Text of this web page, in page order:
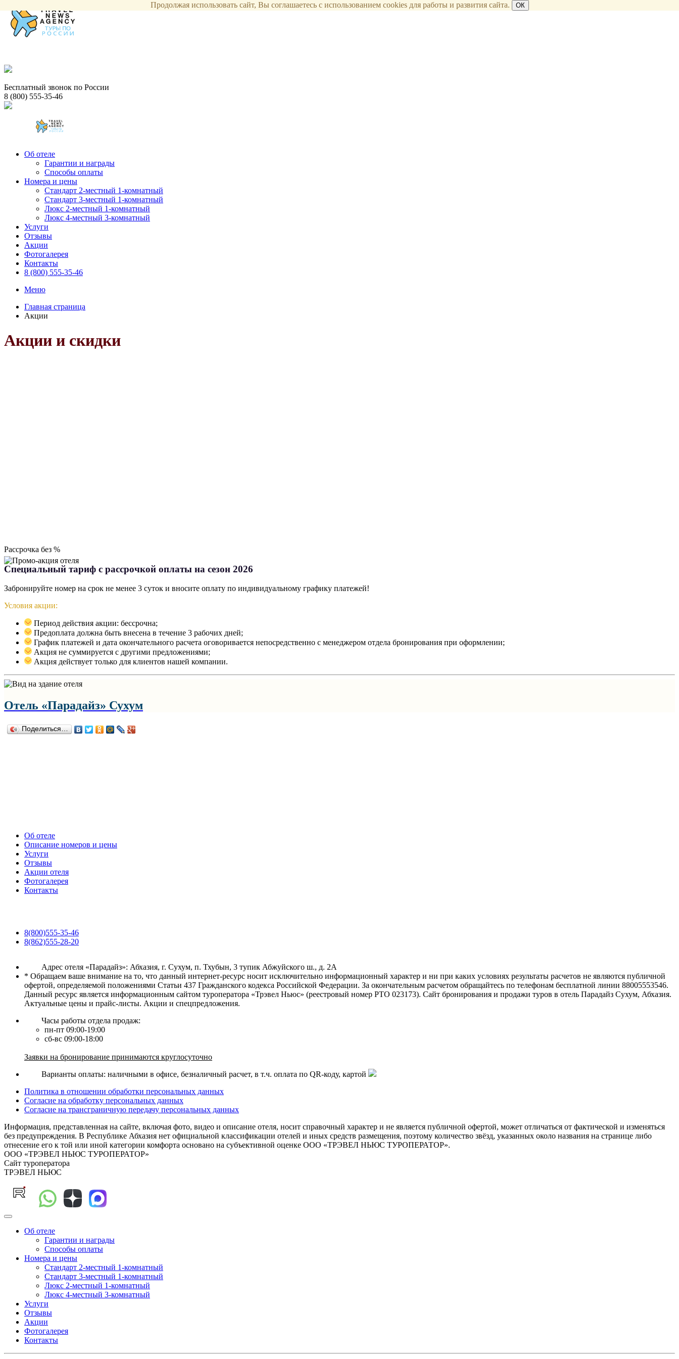
Бесплатный звонок по России
8 (800) 555-35-46
Об отеле
Гарантии и награды
Способы оплаты
Номера и цены
Стандарт 2-местный 1-комнатный
Стандарт 3-местный 1-комнатный
Люкс 2-местный 1-комнатный
Люкс 4-местный 3-комнатный
Услуги
Отзывы
Акции
Фотогалерея
Контакты
8 (800) 555-35-46
Меню
Главная страница
Акции
Акции и скидки
Рассрочка без %
Специальный тариф с рассрочкой оплаты на сезон 2026
Забронируйте номер на срок не менее 3 суток и вносите оплату по индивидуальному графику платежей!
Условия акции:
Период действия акции: бессрочна;
Предоплата должна быть внесена в течение 3 рабочих дней;
График платежей и дата окончательного расчета оговоривается непосредственно с менеджером отдела бронирования при оформлении;
Акция не суммируется с другими предложениями;
Акция действует только для клиентов нашей компании.
Отель «Парадайз» Сухум
Поделиться…
Об отеле
Описание номеров и цены
Услуги
Отзывы
Акции отеля
Фотогалерея
Контакты
8(800)555-35-46
8(862)555-28-20
Адрес отеля «Парадайз»: Абхазия, г. Сухум, п. Тхубын, 3 тупик Абжуйского ш., д. 2А
* Обращаем ваше внимание на то, что данный интернет-ресурс носит исключительно информационный характер и ни при каких условиях результаты расчетов не являются публичной
офертой, определяемой положениями Статьи 437 Гражданского кодекса Российской Федерации. За окончательным расчетом обращайтесь по телефонам бесплатной линии 88005553546.
Данный ресурс является информационным сайтом туроператора «Трэвел Ньюс» (реестровый номер РТО 023173). Сайт бронирования и продажи туров в отель Парадайз Сухум, Абхазия.
Актуальные цены и прайс-листы. Акции и спецпредложения.
Часы работы отдела продаж:
пн-пт 09:00-19:00
сб-вс 09:00-18:00
Заявки на бронирование принимаются круглосуточно
Варианты оплаты: наличными в офисе, безналичный расчет, в т.ч. оплата по QR-коду, картой
Политика в отношении обработки персональных данных
Согласие на обработку персональных данных
Согласие на трансграничную передачу персональных данных
Информация, представленная на сайте, включая фото, видео и описание отеля, носит справочный характер и не является публичной офертой, может отличаться от фактической и изменяться
без предупреждения. В Республике Абхазия нет официальной классификации отелей и иных средств размещения, поэтому количество звёзд, указанных около названия на странице либо
отнесение его к той или иной категории комфорта основано на субъективной оценке ООО «ТРЭВЕЛ НЬЮС ТУРОПЕРАТОР».
ООО «ТРЭВЕЛ НЬЮС ТУРОПЕРАТОР»
Сайт туроператора
ТРЭВЕЛ НЬЮС
Об отеле
Гарантии и награды
Способы оплаты
Номера и цены
Стандарт 2-местный 1-комнатный
Стандарт 3-местный 1-комнатный
Люкс 2-местный 1-комнатный
Люкс 4-местный 3-комнатный
Услуги
Отзывы
Акции
Фотогалерея
Контакты
Продолжая использовать сайт, Вы соглашаетесь с использованием cookies для работы и развития сайта. ОК